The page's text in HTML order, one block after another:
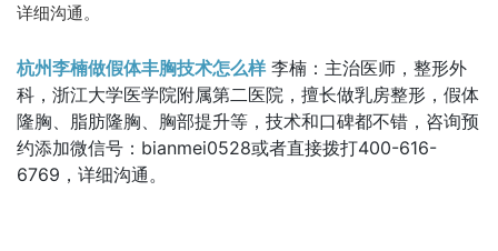
详细沟通。
杭州李楠做假体丰胸技术怎么样李楠：主治医师，整形外
科，浙江大学医学院附属第二医院，擅长做乳房整形，假体
隆胸、脂肪隆胸、胸部提升等，技术和口碑都不错，咨询预
约添加微信号：bianmei0528或者直接拨打400-616-
6769，详细沟通。